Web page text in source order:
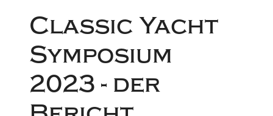
Classic Yacht
Symposium
2023 - der